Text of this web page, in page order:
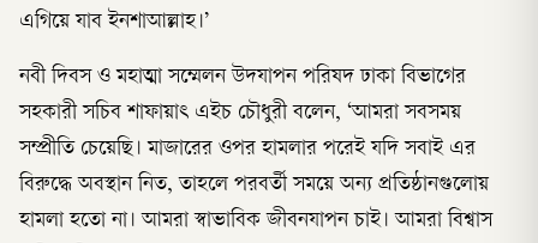
এগিয়ে যাব ইনশাআল্লাহ।’
নবী দিবস ও মহাত্মা সম্মেলন উদযাপন পরিষদ ঢাকা বিভাগের
সহকারী সচিব শাফায়াৎ এইচ চৌধুরী বলেন, ‘আমরা সবসময়
সম্প্রীতি চেয়েছি। মাজারের ওপর হামলার পরেই যদি সবাই এর
বিরুদ্ধে অবস্থান নিত, তাহলে পরবর্তী সময়ে অন্য প্রতিষ্ঠানগুলোয়
হামলা হতো না। আমরা স্বাভাবিক জীবনযাপন চাই। আমরা বিশ্বাস